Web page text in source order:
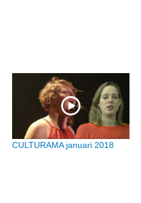
CULTURAMA januari 2018